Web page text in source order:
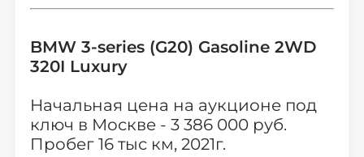
Отзывы о нас
Как заказать авто
Авто до 160 л.с.
BMW 3-series (G20) Gasoline 2WD
320I Luxury
Начальная цена на аукционе под
ключ в Москве - 3 386 000 руб.
Пробег 16 тыс км, 2021г.